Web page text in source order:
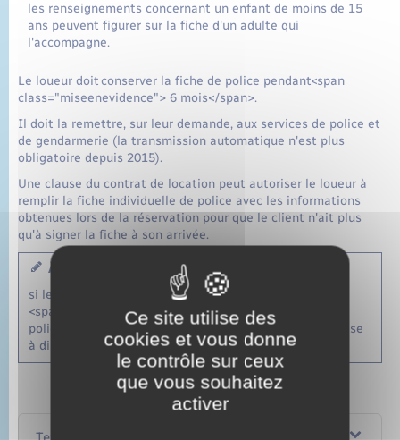
les renseignements concernant un enfant de moins de 15
ans peuvent figurer sur la fiche d'un adulte qui
l'accompagne.
Le loueur doit conserver la fiche de police pendant<span
class="miseenevidence"> 6 mois</span>.
Il doit la remettre, sur leur demande, aux services de police et
de gendarmerie (la transmission automatique n'est plus
obligatoire depuis 2015).
Une clause du contrat de location peut autoriser le loueur à
remplir la fiche individuelle de police avec les informations
obtenues lors de la réservation pour que le client n'ait plus
qu'à signer la fiche à son arrivée.
À noter
si le client étranger refuse de remplir ou de signer la
<span class="expression">fiche individuelle de
police</span>, le loueur est en droit de lui refuser la mise
à disposition de l'hébergement touristique.
Ce site utilise des
cookies et vous donne
le contrôle sur ceux
que vous souhaitez
activer